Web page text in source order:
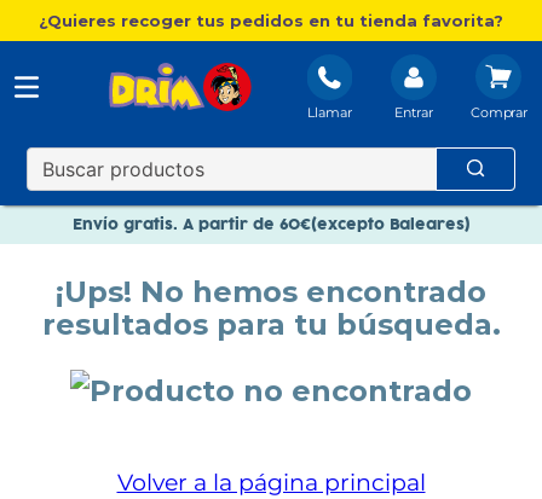
¿Quieres recoger tus pedidos en tu tienda favorita?
Llamar Entrar
Envío gratis. A partir de 60€(excepto Baleares)
Nuevo catálogo Aire Libre
Paga en 3 plazos sin intereses
¡Ups! No hemos encontrado
resultados para tu búsqueda.
Volver a la página principal